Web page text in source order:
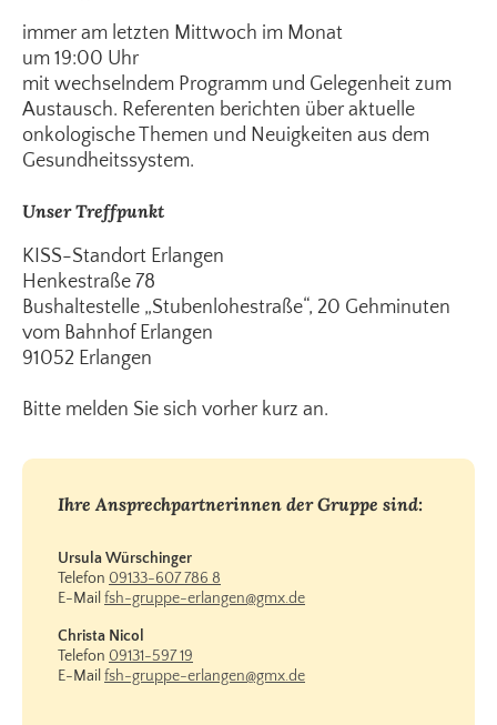
immer am letzten Mittwoch im Monat
um 19:00 Uhr
mit wechselndem Programm und Gelegenheit zum
Austausch. Referenten berichten über aktuelle
onkologische Themen und Neuigkeiten aus dem
Gesundheitssystem.
Unser Treffpunkt
KISS-Standort Erlangen
Henkestraße 78
Bushaltestelle „Stubenlohestraße“, 20 Gehminuten
vom Bahnhof Erlangen
91052 Erlangen
Bitte melden Sie sich vorher kurz an.
Ihre Ansprechpartnerinnen der Gruppe sind:
Ursula Würschinger
Telefon 09133-607 786 8
E-Mail fsh-gruppe-erlangen@gmx.de
Christa Nicol
Telefon 09131-597 19
E-Mail fsh-gruppe-erlangen@gmx.de